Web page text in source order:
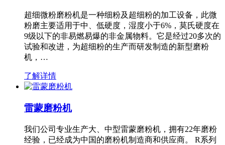
超细微粉磨粉机是一种细粉及超细粉的加工设备，此微
粉磨主要适用于中、低硬度，湿度小于6%，莫氏硬度在
9级以下的非易燃易爆的非金属物料。它是经过20多次的
试验和改进，为超细粉的生产而研发制造的新型磨粉
机，…
了解详情
雷蒙磨粉机
我们公司专业生产大、中型雷蒙磨粉机，拥有22年磨粉
经验，已经成为中国的磨粉机制造商和供应商。 R系列